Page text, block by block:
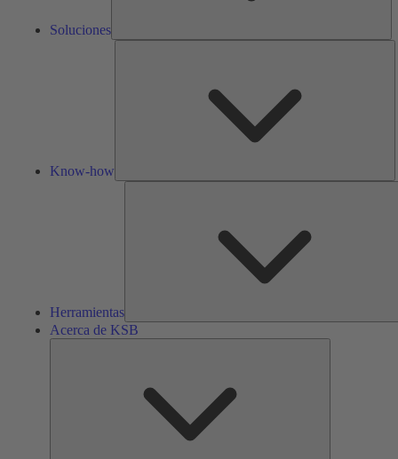
Soluciones
Know-how
Herramientas
Acerca de KSB